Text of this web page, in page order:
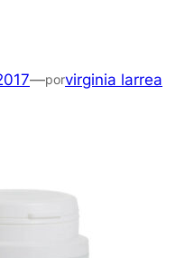
—porvirginia larrea